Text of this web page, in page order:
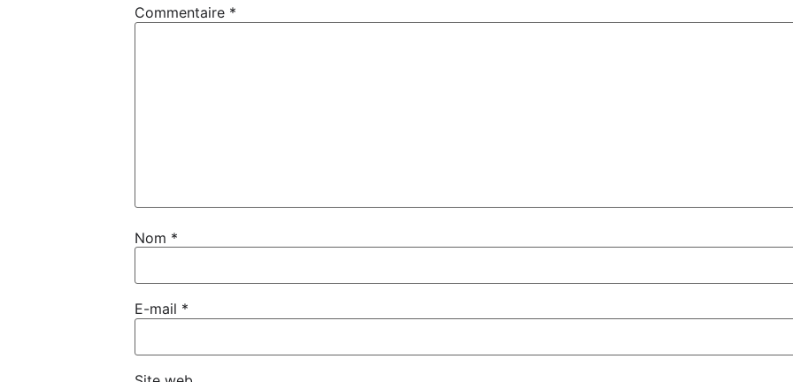
Commentaire *
Nom *
E-mail *